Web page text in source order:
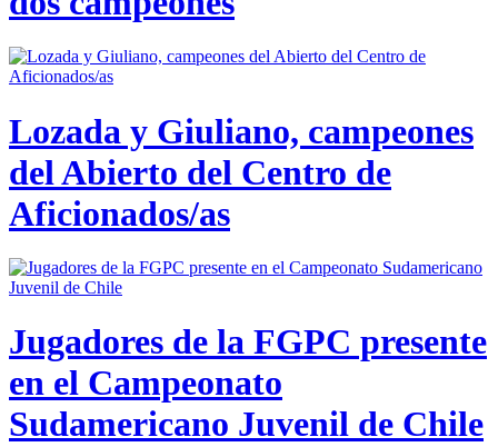
Lozada y Giuliano, campeones
del Abierto del Centro de
Aficionados/as
Jugadores de la FGPC presente
en el Campeonato
Sudamericano Juvenil de Chile